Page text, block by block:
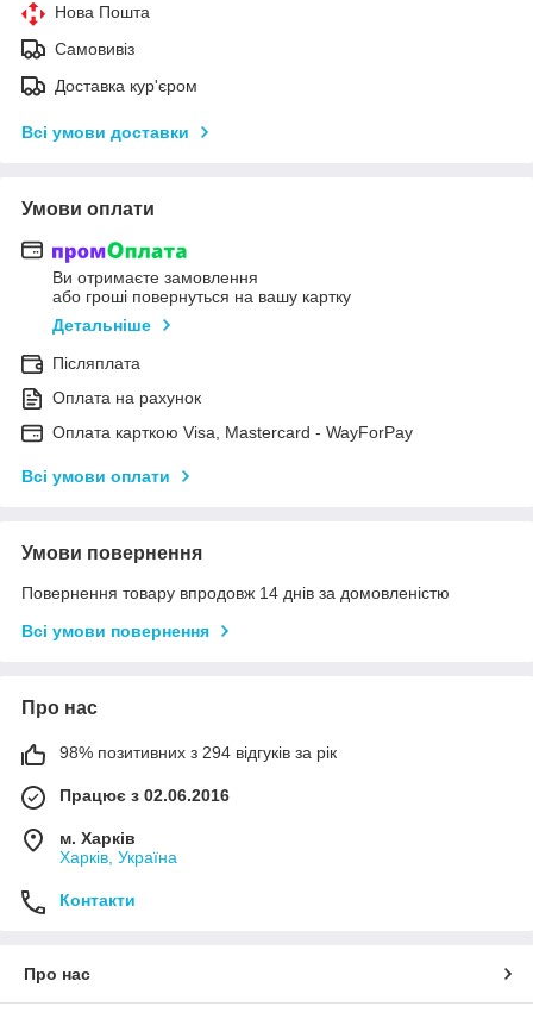
Нова Пошта
Самовивіз
Доставка кур'єром
Всі умови доставки
Умови оплати
Ви отримаєте замовлення
або гроші повернуться на вашу картку
Детальніше
Післяплата
Оплата на рахунок
Оплата карткою Visa, Mastercard - WayForPay
Всі умови оплати
Умови повернення
Повернення товару впродовж 14 днів за домовленістю
Всі умови повернення
Про нас
98% позитивних з 294 відгуків за рік
Працює з 02.06.2016
м. Харків
Харків, Україна
Контакти
Про нас